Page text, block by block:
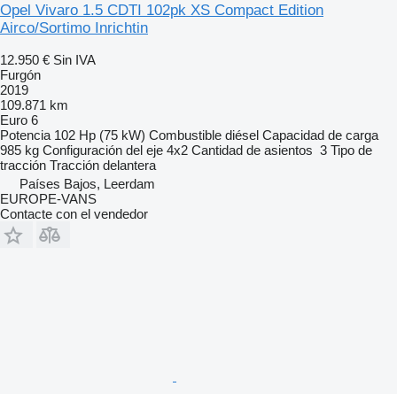
Opel Vivaro 1.5 CDTI 102pk XS Compact Edition
Airco/Sortimo Inrichtin
12.950 € Sin IVA
Furgón
2019
109.871 km
Euro 6
Potencia 102 Hp (75 kW) Combustible diésel Capacidad de carga
985 kg Configuración del eje 4x2 Cantidad de asientos 3 Tipo de
tracción Tracción delantera
Países Bajos, Leerdam
EUROPE-VANS
Contacte con el vendedor